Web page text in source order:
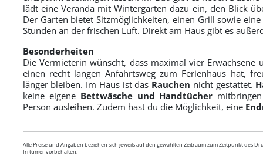
lädt eine Veranda mit Wintergarten dazu ein, den Blick
Der Garten bietet Sitzmöglichkeiten, einen Grill sowie
Stunden an der frischen Luft. Direkt am Haus gibt es
Besonderheiten
Die Vermieterin wünscht, dass maximal vier Erwachsene
einen recht langen Anfahrtsweg zum Ferienhaus hat,
länger bleiben. Im Haus ist das Rauchen nicht gestattet.
keine eigene Bettwäsche und Handtücher
Person ausleihen. Zudem hast du die Möglichkeit, eine
Alle Preise und Angaben beziehen sich jeweils auf den gewählten Zeitraum zum Zeitpunkt des
Irrtümer vorbehalten.